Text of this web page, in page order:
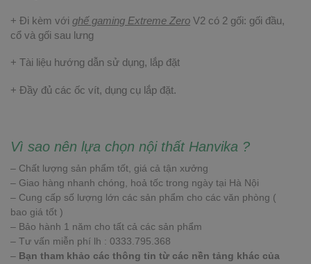
+ Đi kèm với ghế gaming Extreme Zero V2 có 2 gối: gối đầu,
cổ và gối sau lưng
+ Tài liệu hướng dẫn sử dụng, lắp đặt
+ Đầy đủ các ốc vít, dụng cụ lắp đặt.
Vì sao nên lựa chọn nội thất Hanvika ?
– Chất lượng sản phẩm tốt, giá cả tận xưởng
– Giao hàng nhanh chóng, hoả tốc trong ngày tại Hà Nội
– Cung cấp số lượng lớn các sản phẩm cho các văn phòng (
bao giá tốt )
– Bảo hành 1 năm cho tất cả các sản phẩm
– Tư vấn miễn phí lh : 0333.795.368
– Bạn tham khảo các thông tin từ các nền tảng khác của